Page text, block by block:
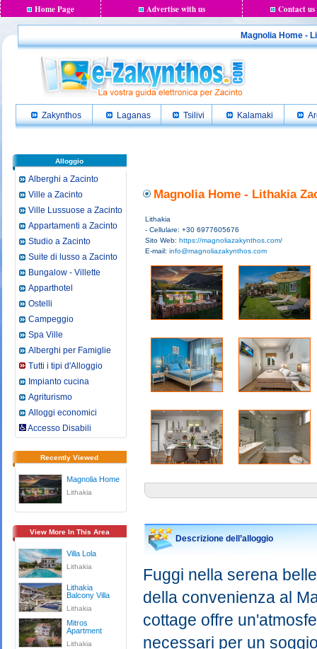
Home Page Advertise with us Contact us
Magnolia Home -
Zakynthos Laganas Tsilivi Kalamaki
Alloggio
Alberghi a Zacinto
Ville a Zacinto
Ville Lussuose a Zacinto
Appartamenti a Zacinto
Studio a Zacinto
Suite di lusso a Zacinto
Bungalow - Villette
Apparthotel
Ostelli
Campeggio
Spa Ville
Alberghi per Famiglie
Tutti i tipi d'Alloggio
Impianto cucina
Agriturismo
Alloggi economici
Accesso Disabili
Recently Viewed
Magnolia Home
Lithakia
View More In This Area
Villa Lola
Lithakia
Lithakia
Balcony Villa
Lithakia
Mitros
Apartment
Lithakia
Magnolia Home - Lithakia
Lithakia
- Cellulare: +30 6977605676
Sito Web: https://magnoliazakynthos.com/
E-mail: info@magnoliazakynthos.com
Descrizione dell’alloggio
Fuggi nella serena
della convenienza al
cottage offre
necessari per un